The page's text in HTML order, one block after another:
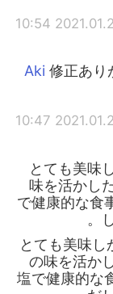
2021.01.27
修正あり
2021.01.27
とても美味
味を活かし
で健康的な食
とても美味し
の味を活か
塩で健康的な